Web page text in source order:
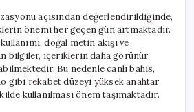
açısından değerlendirildiğinde,
önemi her geçen gün artmaktadır.
doğal metin akışı ve
bilgiler, içeriklerin daha görünür
Bu nedenle canlı bahis,
gibi rekabet düzeyi yüksek anahtar
kullanılması önem taşımaktadır.